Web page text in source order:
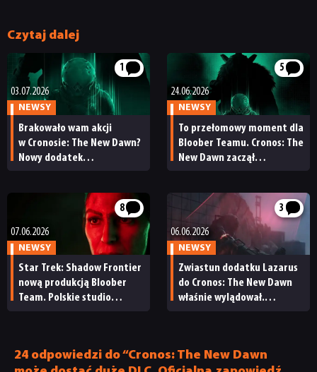
Czytaj dalej
1
03.07.2026
NEWSY
Brakowało wam akcji
w Cronosie: The New Dawn?
Nowy dodatek
5
24.06.2026
NEWSY
To przełomowy moment dla
Bloober Teamu. Cronos: The
New Dawn zaczął
8
07.06.2026
NEWSY
Star Trek: Shadow Frontier
nową produkcją Bloober
Team. Polskie studio
3
06.06.2026
NEWSY
Zwiastun dodatku Lazarus
do Cronos: The New Dawn
właśnie wylądował.
24 odpowiedzi do “Cronos: The New Dawn